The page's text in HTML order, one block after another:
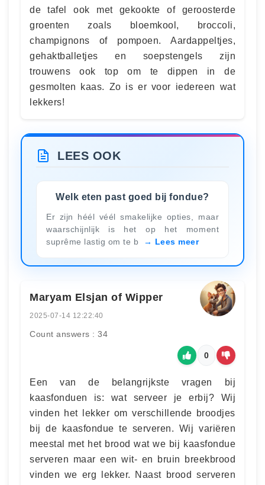
de tafel ook met gekookte of geroosterde
groenten zoals bloemkool, broccoli,
champignons of pompoen. Aardappeltjes,
gehaktballetjes en soepstengels zijn
trouwens ook top om te dippen in de
gesmolten kaas. Zo is er voor iedereen wat
lekkers!
LEES OOK
Welk eten past goed bij fondue?
Er zijn héél véél smakelijke opties, maar
waarschijnlijk is het op het moment
suprême lastig om te b
Lees meer
Maryam Elsjan of Wipper
2025-07-14 12:22:40
Count answers : 34
0
Een van de belangrijkste vragen bij
kaasfonduen is: wat serveer je erbij? Wij
vinden het lekker om verschillende broodjes
bij de kaasfondue te serveren. Wij variëren
meestal met het brood wat we bij kaasfondue
serveren maar een wit- en bruin breekbrood
vinden we erg lekker. Naast brood serveren